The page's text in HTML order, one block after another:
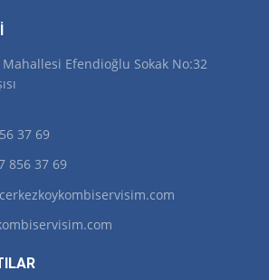
Efendioğlu Sokak No:32
37 69
856 37 69